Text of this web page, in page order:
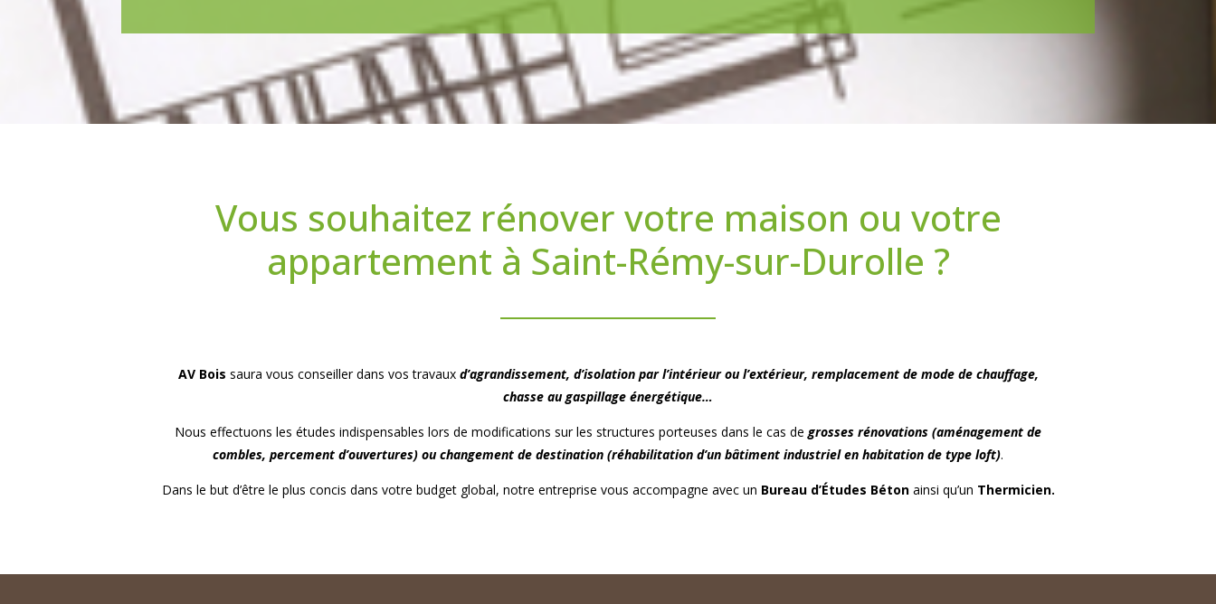
Vous souhaitez rénover votre maison ou votre
appartement à Saint-Rémy-sur-Durolle ?
AV Bois saura vous conseiller dans vos travaux d’agrandissement, d’isolation par l’intérieur ou l’extérieur, remplacement de mode de chauffage,
chasse au gaspillage énergétique…
Nous effectuons les études indispensables lors de modifications sur les structures porteuses dans le cas degrosses rénovations (aménagement de
combles, percement d’ouvertures) ou changement de destination (réhabilitation d’un bâtiment industriel en habitation de type loft).
Dans le but d’être le plus concis dans votre budget global, notre entreprise vous accompagne avec un Bureau d’Études Bétonainsi qu’un Thermicien.